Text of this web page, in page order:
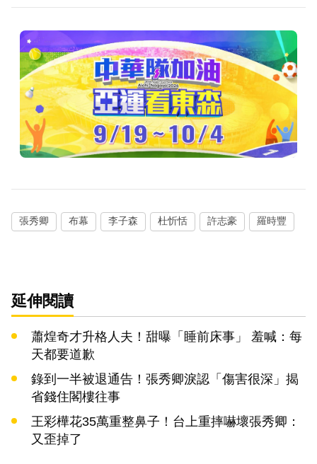
張秀卿 布幕 李子森 杜忻恬 許志豪 羅時豐
延伸閱讀
蕭煌奇才升格人夫！甜曝「睡前床事」 羞喊：每
天都要道歉
錄到一半被退通告！張秀卿淚認「傷害很深」揭
省錢住閣樓往事
王彩樺花35萬重整鼻子！台上重摔嚇壞張秀卿：
又歪掉了